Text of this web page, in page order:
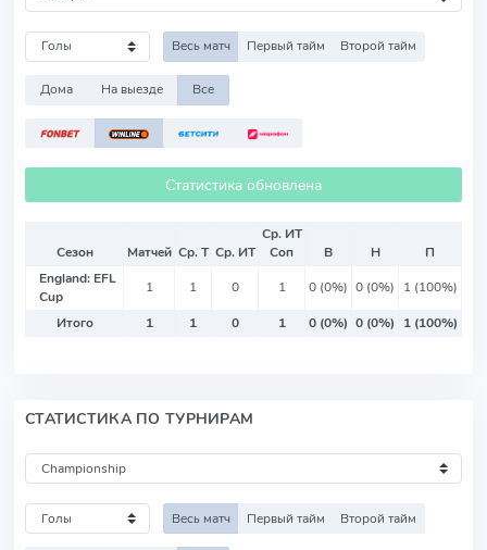
Весь матч Первый тайм Второй тайм
Дома На выезде Все
Статистика обновлена
Сезон Матчей Ср. Т Ср. ИТ
Ср. ИТ
Соп
В Н
П
England: EFL
Cup
1 1 0 1 0 (0%) 0 (0%) 1 (100%)
Итого 1 1 0 1 0 (0%) 0 (0%) 1 (100%)
СТАТИСТИКА ПО ТУРНИРАМ
Весь матч Первый тайм Второй тайм